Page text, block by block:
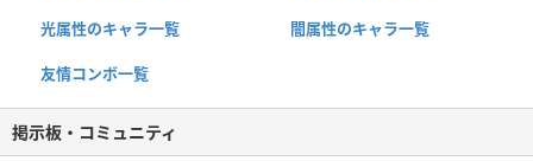
光属性のキャラ一覧 闇属性のキャラ一覧
友情コンボ一覧
掲示板・コミュニティ